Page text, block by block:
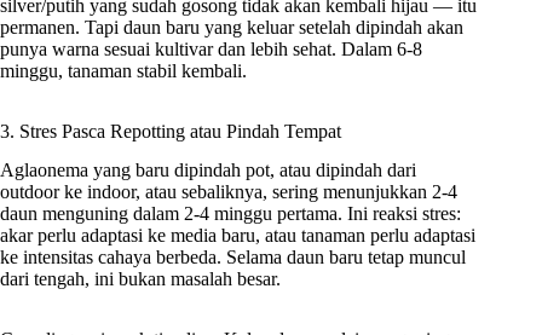
silver/putih yang sudah gosong tidak akan kembali hijau — itu
permanen. Tapi daun baru yang keluar setelah dipindah akan
punya warna sesuai kultivar dan lebih sehat. Dalam 6-8
minggu, tanaman stabil kembali.
3. Stres Pasca Repotting atau Pindah Tempat
Aglaonema yang baru dipindah pot, atau dipindah dari
outdoor ke indoor, atau sebaliknya, sering menunjukkan 2-4
daun menguning dalam 2-4 minggu pertama. Ini reaksi stres:
akar perlu adaptasi ke media baru, atau tanaman perlu adaptasi
ke intensitas cahaya berbeda. Selama daun baru tetap muncul
dari tengah, ini bukan masalah besar.